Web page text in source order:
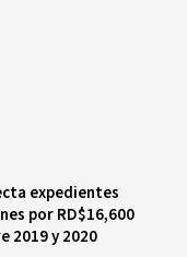
expedientes
por RD$16,600
2019 y 2020